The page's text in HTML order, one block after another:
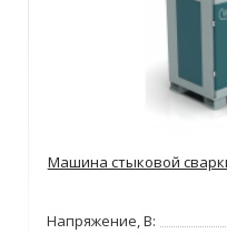
Машина стыковой
Напряжение, В: